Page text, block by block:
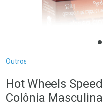
Breadcrumb
Outros
Hot Wheels
Colônia Masculina